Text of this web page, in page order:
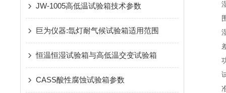
JW-1005高低温试验箱技术参数
巨为仪器:氙灯耐气候试验箱适用范围
恒温恒湿试验箱与高低温交变试验箱
CASS酸性腐蚀试验箱参数